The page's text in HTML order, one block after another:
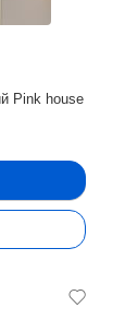
Pink house